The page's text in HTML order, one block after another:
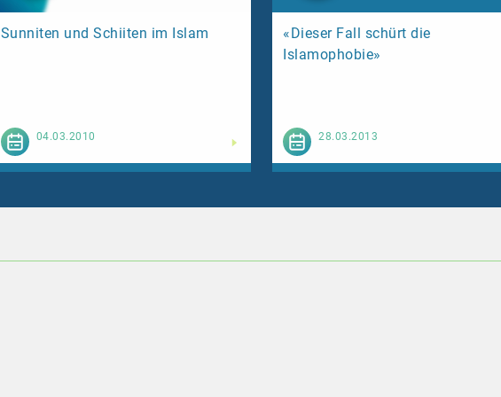
Sunniten und Schiiten im Islam
04.03.2010
«Dieser Fall schürt die
Islamophobie»
28.03.2013